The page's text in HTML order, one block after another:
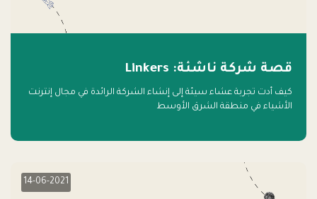
قصة شركة ناشئة: Linkers
كيف أدت تجربة عشاء سيئة إلى إنشاء الشركة الرائدة في مجال إنترنت
الأشياء في منطقة الشرق الأوسط
14-06-2021